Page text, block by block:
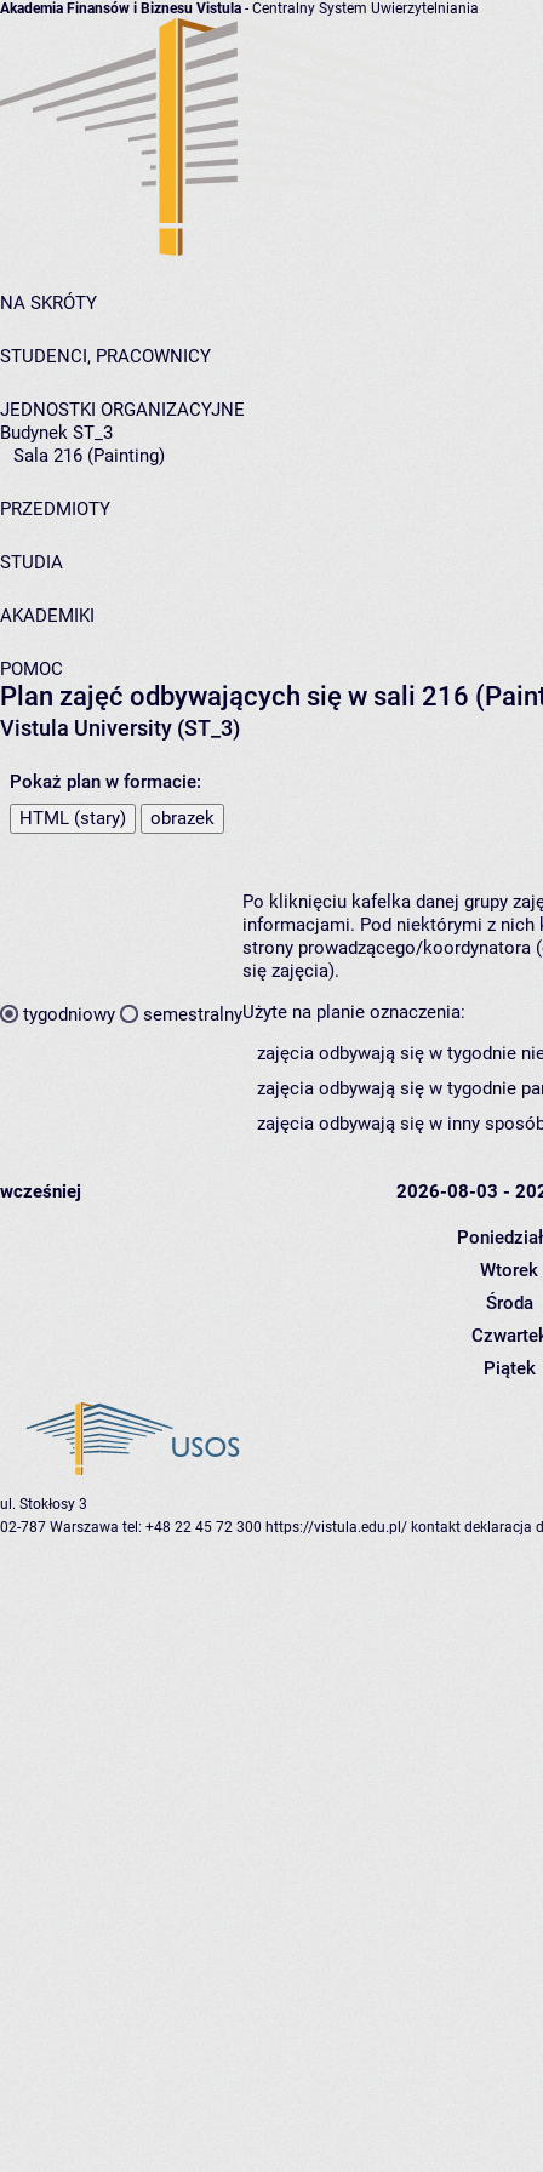
Akademia Finansów i Biznesu Vistula - Centralny System Uwierzytelniania
NA SKRÓTY
STUDENCI, PRACOWNICY
JEDNOSTKI ORGANIZACYJNE
Budynek ST_3
Sala 216 (Painting)
PRZEDMIOTY
STUDIA
AKADEMIKI
POMOC
Plan zajęć odbywających się w sali 216
Vistula University (ST_3)
Pokaż plan w formacie:
HTML (stary)
obrazek
tygodniowy semestralny
Po kliknięciu kafelka danej grupy
informacjami. Pod niektórymi z nich
strony prowadzącego/koordynatora
się zajęcia).
Użyte na planie oznaczenia:
zajęcia odbywają się w tygodnie
zajęcia odbywają się w tygodnie
zajęcia odbywają się w inny
wcześniej 2026-08-03 -
Wtorek
Środa
Piątek
ul. Stokłosy 3
02-787 Warszawa tel: +48 22 45 72 300 https://vistula.edu.pl/ kontakt deklaracja